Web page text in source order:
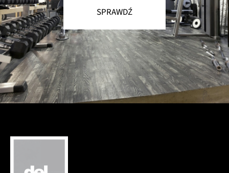
SPRAWDŹ